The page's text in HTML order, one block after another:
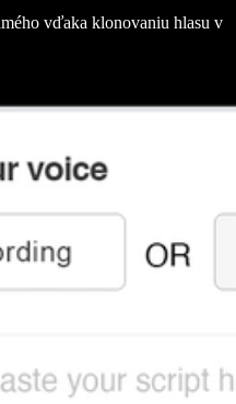
vďaka klonovaniu hlasu v